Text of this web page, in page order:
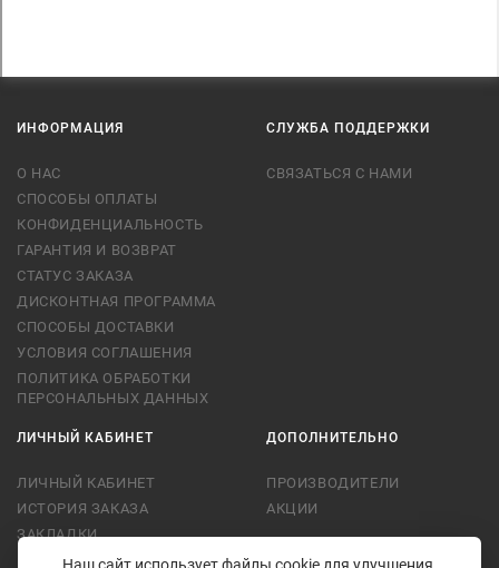
ИНФОРМАЦИЯ
О НАС
СПОСОБЫ ОПЛАТЫ
КОНФИДЕНЦИАЛЬНОСТЬ
ГАРАНТИЯ И ВОЗВРАТ
СТАТУС ЗАКАЗА
ДИСКОНТНАЯ ПРОГРАММА
СПОСОБЫ ДОСТАВКИ
УСЛОВИЯ СОГЛАШЕНИЯ
ПОЛИТИКА ОБРАБОТКИ
ПЕРСОНАЛЬНЫХ ДАННЫХ
СЛУЖБА ПОДДЕРЖКИ
СВЯЗАТЬСЯ С НАМИ
ЛИЧНЫЙ КАБИНЕТ
ЛИЧНЫЙ КАБИНЕТ
ИСТОРИЯ ЗАКАЗА
ЗАКЛАДКИ
РАССЫЛКА
ДОПОЛНИТЕЛЬНО
ПРОИЗВОДИТЕЛИ
АКЦИИ